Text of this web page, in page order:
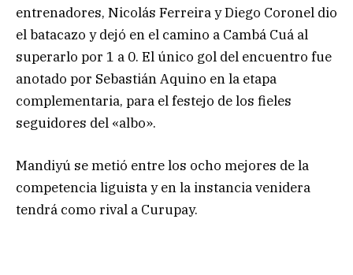
entrenadores, Nicolás Ferreira y Diego Coronel dio
el batacazo y dejó en el camino a Cambá Cuá al
superarlo por 1 a 0. El único gol del encuentro fue
anotado por Sebastián Aquino en la etapa
complementaria, para el festejo de los fieles
seguidores del «albo».
Mandiyú se metió entre los ocho mejores de la
competencia liguista y en la instancia venidera
tendrá como rival a Curupay.